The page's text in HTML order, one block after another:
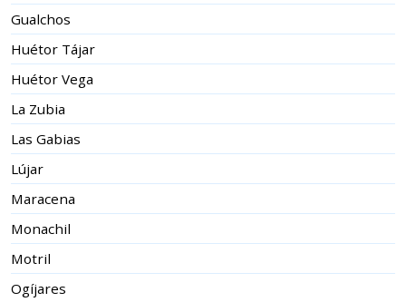
Gualchos
Huétor Tájar
Huétor Vega
La Zubia
Las Gabias
Lújar
Maracena
Monachil
Motril
Ogíjares